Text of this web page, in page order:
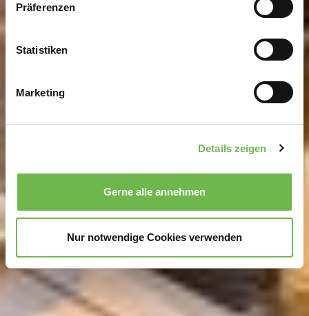
Informationen über Ihre geografische Lage
können
bestimmten Merkmalen (Fingerprinting) identifizieren
Erfahren Sie mehr darüber, wie Ihre persönlichen Daten
zu können und die Zugriffe auf unsere Website zu
analysieren.Danke, dass Sie uns in unserer Arbeit
unterstützen!
erhobenen Daten in den USA durch Google und
YouTube:
Indem Sie auf "Gerne Alle annehmen" oder
Präferenzen, Statistiken oder Marketing ankreuzen und
auf „Auswahl manuell festlegen“ klicken, willigen Sie
Präferenzen
Statistiken
Marketing
Details zeigen
Gerne alle annehmen
Nur notwendige Cookies verwenden